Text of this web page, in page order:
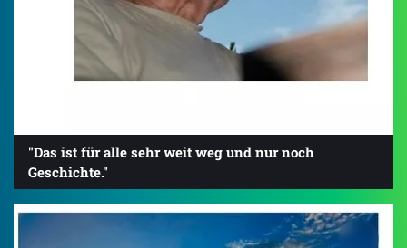
"Das ist für alle sehr weit weg und nur noch
Geschichte."